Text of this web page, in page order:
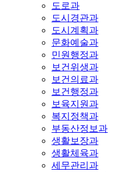
도로과
도시경관과
도시계획과
문화예술과
민원행정과
보건위생과
보건의료과
보건행정과
보육지원과
복지정책과
부동산정보과
생활보장과
생활체육과
세무관리과